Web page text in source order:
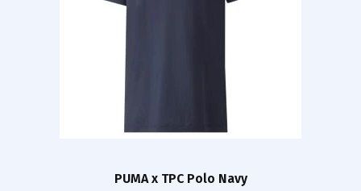
PUMA x TPC Polo Navy